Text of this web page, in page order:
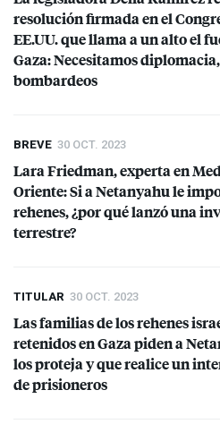
resolución firmada en el
EE.UU. que llama a un alto el
Gaza: Necesitamos
bombardeos
BREVE 30 OCT. 2023
Lara Friedman, experta en
Oriente: Si a Netanyahu le
rehenes, ¿por qué lanzó una
terrestre?
TITULAR 30 OCT. 2023
Las familias de los rehenes
retenidos en Gaza piden a
los proteja y que realice un
de prisioneros